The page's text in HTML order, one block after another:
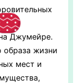
Джумейре.
образа жизни
мест и